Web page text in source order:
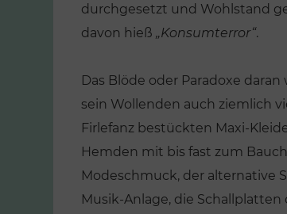
durchgesetzt und Wohlstand
davon hieß „Konsumterror“.
Das Blöde oder Paradoxe
sein Wollenden auch ziemlich
Firlefanz bestückten Maxi-
Hemden mit bis fast zum
Modeschmuck, der alternative
Musik-Anlage, die